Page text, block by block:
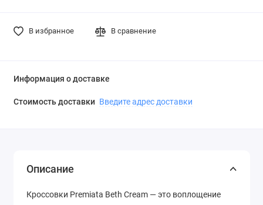
В избранное В сравнение
Информация о доставке
Стоимость доставки Введите адрес доставки
Описание
Кроссовки Premiata Beth Cream — это воплощение